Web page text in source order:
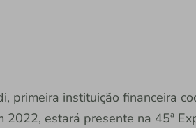
primeira instituição financeira
2022, estará presente na 45ª